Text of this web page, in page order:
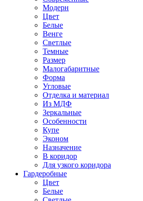
Модерн
Цвет
Белые
Венге
Светлые
Темные
Размер
Малогабаритные
Форма
Угловые
Отделка и материал
Из МДФ
Зеркальные
Особенности
Купе
Эконом
Назначение
В коридор
Для узкого коридора
Гардеробные
Цвет
Белые